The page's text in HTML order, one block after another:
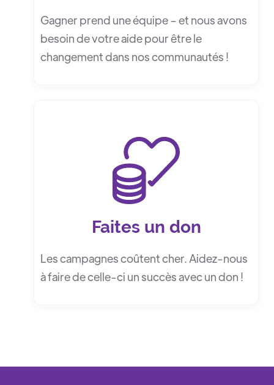
Gagner prend une équipe – et nous avons
besoin de votre aide pour être le
changement dans nos communautés !
Faites un don
Les campagnes coûtent cher. Aidez-nous
à faire de celle-ci un succès avec un don !